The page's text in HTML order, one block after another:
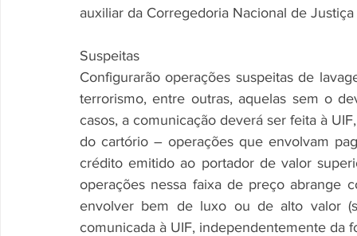
auxiliar da Corregedoria Nacional de
Suspeitas
Configurarão operações suspeitas de
terrorismo, entre outras, aquelas sem o
casos, a comunicação deverá ser feita à
do cartório – operações que envolvam
crédito emitido ao portador de valor
operações nessa faixa de preço abrange
envolver bem de luxo ou de alto valor
comunicada à UIF, independentemente da